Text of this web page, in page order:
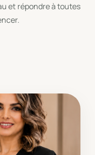
et répondre à toutes